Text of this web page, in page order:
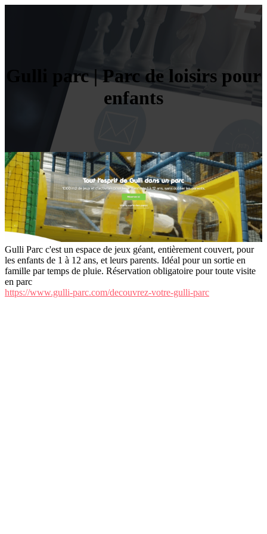
Gulli parc | Parc de loisirs pour
enfants
Gulli Parc c'est un espace de jeux géant, entièrement couvert, pour
les enfants de 1 à 12 ans, et leurs parents. Idéal pour un sortie en
famille par temps de pluie. Réservation obligatoire pour toute visite
en parc
https://www.gulli-parc.com/decouvrez-votre-gulli-parc